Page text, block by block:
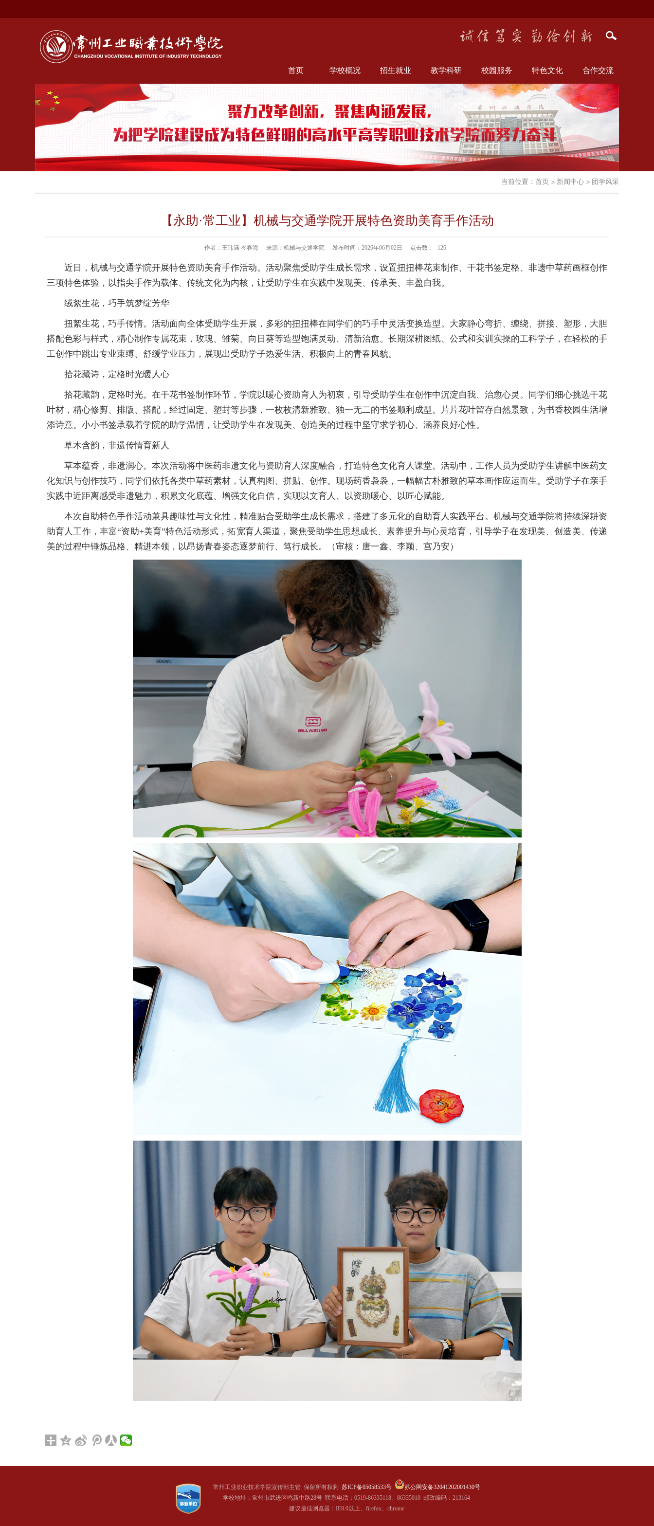
首页 学校概况 招生就业 教学科研 校园服务 特色文化 合作交流
当前位置： 首页 新闻中心 团学风采
【永助·常工业】机械与交通学院开展特色资助美育手作活动
作者：王玮涵 岑春海 来源：机械与交通学院 发布时间：2026年06月02日 点击数： 126
近日，机械与交通学院开展特色资助美育手作活动。活动聚焦受助学生成长需求，设置扭扭棒花束制作、干花书签定格、非遗中草药画框创作
三项特色体验，以指尖手作为载体、传统文化为内核，让受助学生在实践中发现美、传承美、丰盈自我。
绒絮生花，巧手筑梦绽芳华
扭絮生花，巧手传情。活动面向全体受助学生开展，多彩的扭扭棒在同学们的巧手中灵活变换造型。大家静心弯折、缠绕、拼接、塑形，大胆
搭配色彩与样式，精心制作专属花束，玫瑰、雏菊、向日葵等造型饱满灵动、清新治愈。长期深耕图纸、公式和实训实操的工科学子，在轻松的手
工创作中跳出专业束缚、舒缓学业压力，展现出受助学子热爱生活、积极向上的青春风貌。
拾花藏诗，定格时光暖人心
拾花藏韵，定格时光。在干花书签制作环节，学院以暖心资助育人为初衷，引导受助学生在创作中沉淀自我、治愈心灵。同学们细心挑选干花
叶材，精心修剪、排版、搭配，经过固定、塑封等步骤，一枚枚清新雅致、独一无二的书签顺利成型。片片花叶留存自然景致，为书香校园生活增
添诗意。小小书签承载着学院的助学温情，让受助学生在发现美、创造美的过程中坚守求学初心、涵养良好心性。
草木含韵，非遗传情育新人
草本蕴香，非遗润心。本次活动将中医药非遗文化与资助育人深度融合，打造特色文化育人课堂。活动中，工作人员为受助学生讲解中医药文
化知识与创作技巧，同学们依托各类中草药素材，认真构图、拼贴、创作。现场药香袅袅，一幅幅古朴雅致的草本画作应运而生。受助学子在亲手
实践中近距离感受非遗魅力，积累文化底蕴、增强文化自信，实现以文育人、以资助暖心、以匠心赋能。
本次自助特色手作活动兼具趣味性与文化性，精准贴合受助学生成长需求，搭建了多元化的自助育人实践平台。机械与交通学院将持续深耕资
助育人工作，丰富“资助+美育”特色活动形式，拓宽育人渠道，聚焦受助学生思想成长、素养提升与心灵培育，引导学子在发现美、创造美、传递
美的过程中锤炼品格、精进本领，以昂扬青春姿态逐梦前行、笃行成长。（审核：唐一鑫、李颖、宫乃安）
常州工业职业技术学院宣传部主管 保留所有权利 苏ICP备05058533号
苏公网安备32041202001430号
学校地址：常州市武进区鸣新中路28号 联系电话：0519-86335118、86335010 邮政编码：213164
建议最佳浏览器：IE8.0以上、firefox、chrome